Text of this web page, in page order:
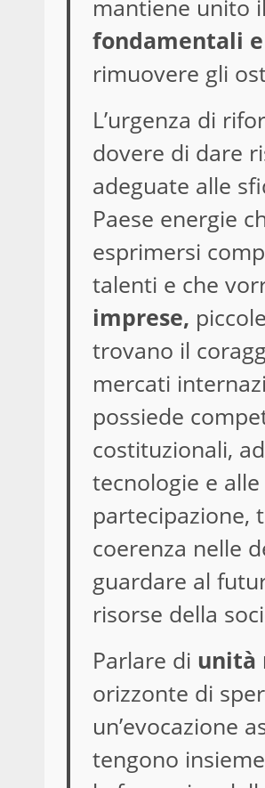
mantiene unito
fondamentali
rimuovere gli
L’urgenza di
dovere di dare
adeguate alle
Paese energie
esprimersi
talenti e che
imprese,
trovano il
mercati
possiede
costituzionali,
tecnologie e
partecipazione,
coerenza nelle
guardare al
risorse della
Parlare di unità
orizzonte di
un’evocazione
tengono